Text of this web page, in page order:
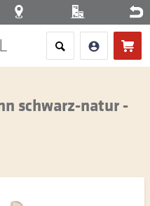
schwarz-natur -